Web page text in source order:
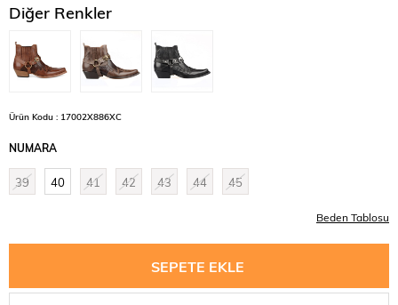
Diğer Renkler
Ürün Kodu : 17002X886XC
NUMARA
39 40 41 42 43 44 45
Beden Tablosu